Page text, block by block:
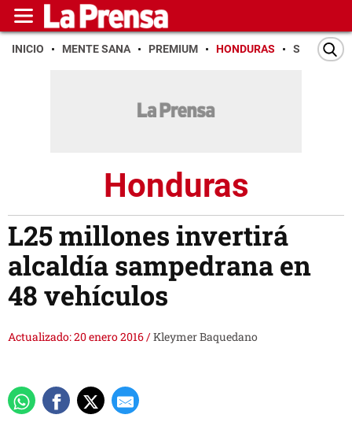
INICIO MENTE SANA PREMIUM HONDURAS SAN PEDRO
Honduras
L25 millones invertirá
alcaldía sampedrana en
48 vehículos
Actualizado: 20 enero 2016/Kleymer Baquedano